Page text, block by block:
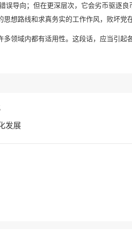
导向；但在更深层次，它会劣币驱逐良
想路线和求真务实的工作作风，败坏党
域内都有适用性。这段话，应当引起
发展